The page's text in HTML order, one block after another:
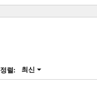
정렬: 최신